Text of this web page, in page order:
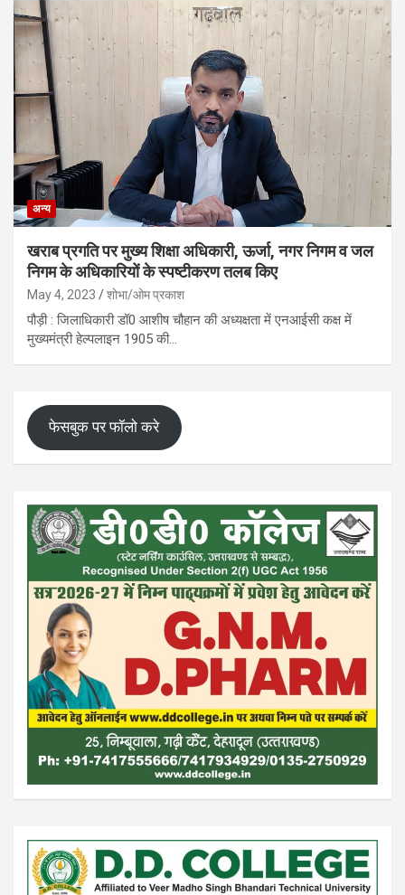
अन्य
खराब प्रगति पर मुख्य शिक्षा अधिकारी, ऊर्जा, नगर निगम व जल
निगम के अधिकारियों के स्पष्टीकरण तलब किए
May 4, 2023 शोभा/ओम प्रकाश
पौड़ी : जिलाधिकारी डॉ0 आशीष चौहान की अध्यक्षता में एनआईसी कक्ष में
मुख्यमंत्री हेल्पलाइन 1905 की…
फेसबुक पर फॉलो करे